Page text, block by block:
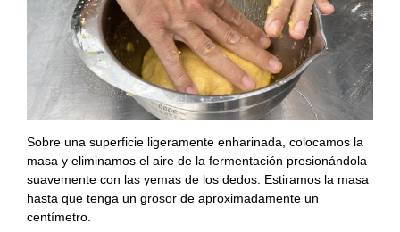
Sobre una superficie ligeramente enharinada, colocamos la
masa y eliminamos el aire de la fermentación presionándola
suavemente con las yemas de los dedos. Estiramos la masa
hasta que tenga un grosor de aproximadamente un
centímetro.